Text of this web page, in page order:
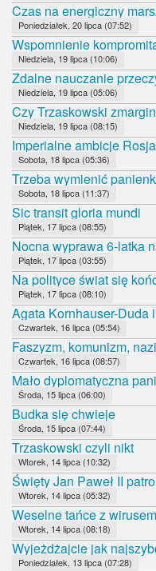
Czas na energiczny
Poniedziałek, 20 lipca (07:52)
Wspomnienie
Niedziela, 19 lipca (10:06)
Zdalne nauczanie
Niedziela, 19 lipca (05:06)
Czy Trzaskowski
Niedziela, 19 lipca (08:15)
Imperialne ambicje
Sobota, 18 lipca (05:36)
Trzeba wymienić
Sobota, 18 lipca (11:37)
Sic transit gloria mundi
Piątek, 17 lipca (08:55)
Nocna wyprawa 6-latka
Piątek, 17 lipca (03:55)
Na polityce świat się
Piątek, 17 lipca (08:10)
Agata Kornhauser-Duda
Czwartek, 16 lipca (05:54)
Faszyzm, komunizm,
Czwartek, 16 lipca (08:57)
Mało dyplomatyczna
Środa, 15 lipca (06:00)
Budka się chwieje
Środa, 15 lipca (07:44)
Trzaskowski czyli nikt
Wtorek, 14 lipca (10:32)
Święty Jan Paweł II
Wtorek, 14 lipca (05:32)
Weselne tańce z wirusem
Wtorek, 14 lipca (08:18)
Wyjeżdżajcie jak
Poniedziałek, 13 lipca (07:28)